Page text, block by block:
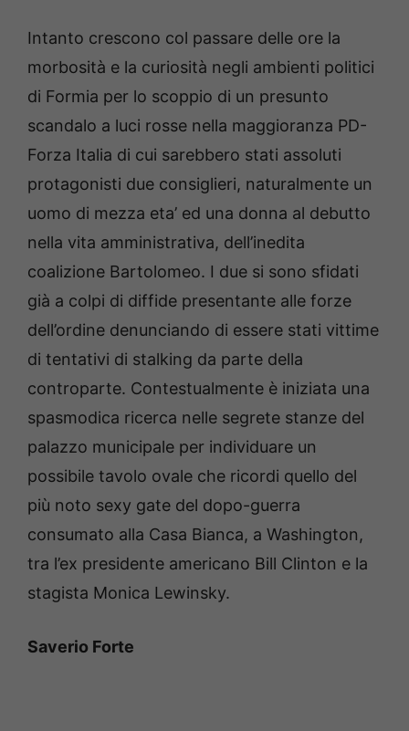
Intanto crescono col passare delle ore la
morbosità e la curiosità negli ambienti politici
di Formia per lo scoppio di un presunto
scandalo a luci rosse nella maggioranza PD-
Forza Italia di cui sarebbero stati assoluti
protagonisti due consiglieri, naturalmente un
uomo di mezza eta’ ed una donna al debutto
nella vita amministrativa, dell’inedita
coalizione Bartolomeo. I due si sono sfidati
già a colpi di diffide presentante alle forze
dell’ordine denunciando di essere stati vittime
di tentativi di stalking da parte della
controparte. Contestualmente è iniziata una
spasmodica ricerca nelle segrete stanze del
palazzo municipale per individuare un
possibile tavolo ovale che ricordi quello del
più noto sexy gate del dopo-guerra
consumato alla Casa Bianca, a Washington,
tra l’ex presidente americano Bill Clinton e la
stagista Monica Lewinsky.
Saverio Forte